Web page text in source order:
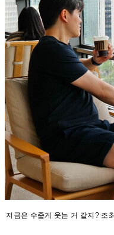
지금은 수줍게 웃는 거 같지? 조